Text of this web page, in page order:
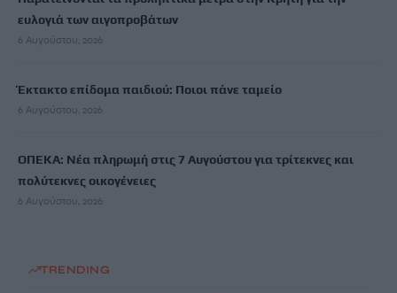
ευλογιά των αιγοπροβάτων
6 Αυγούστου, 2026
Έκτακτο επίδομα παιδιού: Ποιοι πάνε ταμείο
6 Αυγούστου, 2026
ΟΠΕΚΑ: Νέα πληρωμή στις 7 Αυγούστου για τρίτεκνες και
πολύτεκνες οικογένειες
6 Αυγούστου, 2026
TRENDING